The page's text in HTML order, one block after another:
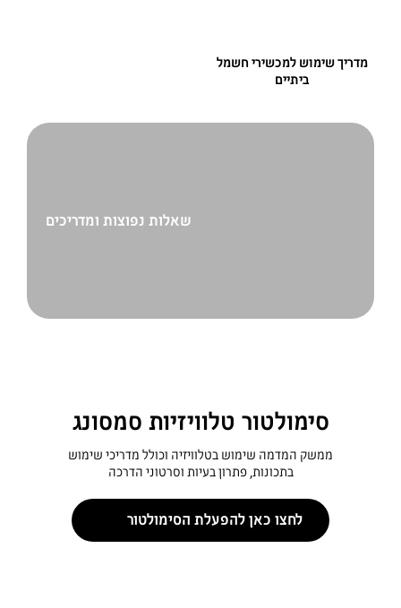
מדריך שימוש למכשירי חשמל
ביתיים
שאלות נפוצות ומדריכים
סימולטור טלוויזיות סמסונג
ממשק המדמה שימוש בטלוויזיה וכולל מדריכי שימוש
בתכונות, פתרון בעיות וסרטוני הדרכה
לחצו כאן להפעלת הסימולטור